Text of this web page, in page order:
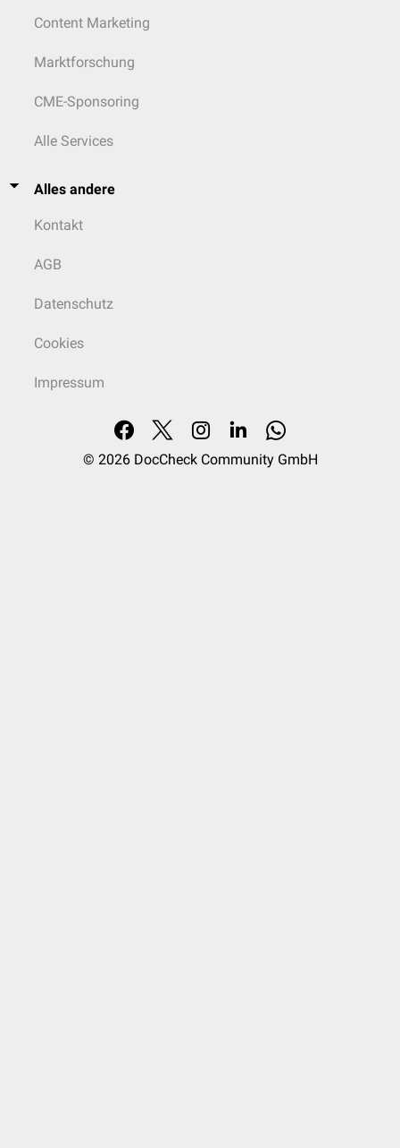
Content Marketing
Marktforschung
CME-Sponsoring
Alle Services
Alles andere
Kontakt
AGB
Datenschutz
Cookies
Impressum
© 2026 DocCheck Community GmbH